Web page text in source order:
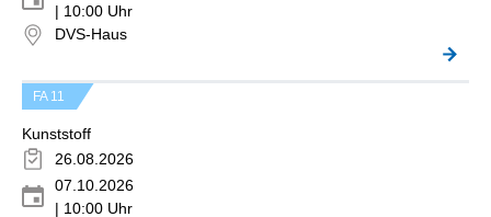
| 10:00 Uhr
DVS-Haus
FA 11
Kunststoff
26.08.2026
07.10.2026
| 10:00 Uhr